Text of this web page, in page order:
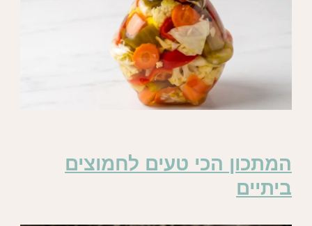
המתכון הכי טעים לחמוצים
ביתיים